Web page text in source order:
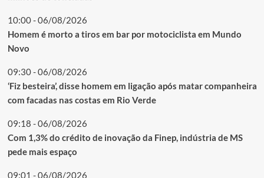
10:00 - 06/08/2026
Homem é morto a tiros em bar por motociclista em Mundo
Novo
09:30 - 06/08/2026
‘Fiz besteira’, disse homem em ligação após matar companheira
com facadas nas costas em Rio Verde
09:18 - 06/08/2026
Com 1,3% do crédito de inovação da Finep, indústria de MS
pede mais espaço
09:01 - 06/08/2026